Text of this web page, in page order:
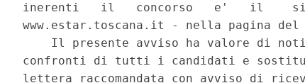
inerenti   il   concorso   e'   il
www.estar.toscana.it - nella pagina del
Il presente avviso ha valore di
confronti di tutti i candidati e
lettera raccomandata con avviso di